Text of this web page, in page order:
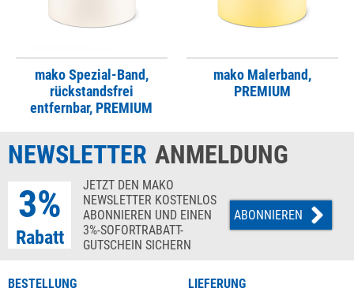
mako Spezial-Band,
rückstandsfrei
entfernbar, PREMIUM
mako Malerband,
PREMIUM
NEWSLETTER ANMELDUNG
3%
Rabatt
JETZT DEN MAKO
NEWSLETTER KOSTENLOS
ABONNIEREN UND EINEN
3%-SOFORTRABATT-
GUTSCHEIN SICHERN
ABONNIEREN
BESTELLUNG LIEFERUNG